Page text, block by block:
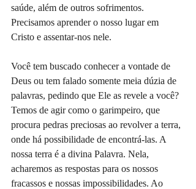
saúde, além de outros sofrimentos.
Precisamos aprender o nosso lugar em
Cristo e assentar-nos nele.
Você tem buscado conhecer a vontade de
Deus ou tem falado somente meia dúzia de
palavras, pedindo que Ele as revele a você?
Temos de agir como o garimpeiro, que
procura pedras preciosas ao revolver a terra,
onde há possibilidade de encontrá-las. A
nossa terra é a divina Palavra. Nela,
acharemos as respostas para os nossos
fracassos e nossas impossibilidades. Ao